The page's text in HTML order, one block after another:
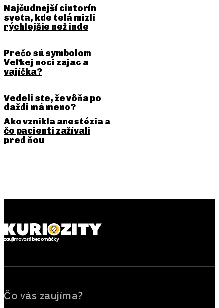
Najčudnejší cintorín
sveta, kde telá mizli
rýchlejšie než inde
Prečo sú symbolom
Veľkej noci zajac a
vajíčka?
Vedeli ste, že vôňa po
daždi má meno?
Ako vznikla anestézia a
čo pacienti zažívali
pred ňou
Čo vás zaujíma?